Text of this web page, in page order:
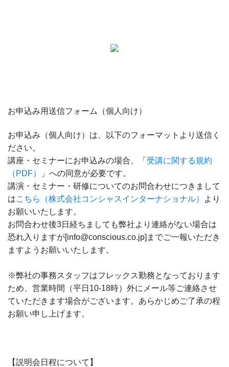
お申込み用送信フォーム（個人向け）
お申込み（個人向け）は、以下のフォーマットより送信く
ださい。
講座・セミナーにお申込みの場合、「 受講に関する規約
（PDF）
」への同意が必要です。
講演・セミナー・研修についてのお問合わせにつきまして
はこちら（株式会社コンシャスインターナショナル）
より
お願いいたします。
お問合わせ後3日経ちましても弊社より連絡がない場合は
恐れ入りますが[info@conscious.co.jp]までご一報いただき
ますようお願いいたします。
※弊社の事務スタッフはフレックス勤務となっております
ため、営業時間（平日10-18時）外にメール等ご連絡させ
ていただきます場合がございます。あらかじめご了承の程
お願い申し上げます。
【説明会日程について】